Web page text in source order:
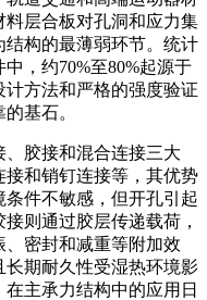
层合板对孔洞和应力集
构的最薄弱环节。统计
，约70%至80%起源于
方法和严格的强度验证
基石。
胶接和混合连接三大
和销钉连接等，其优势
件不敏感，但开孔引起
则通过胶层传递载荷，
密封和减重等附加效
期耐久性受湿热环境影
主承力结构中的应用日